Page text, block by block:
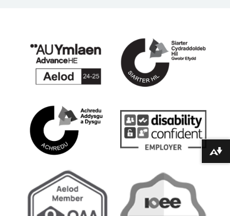
Lawrlwytho fformatau amgen ...